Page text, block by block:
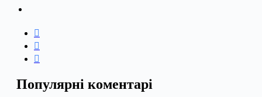
Популярні коментарі